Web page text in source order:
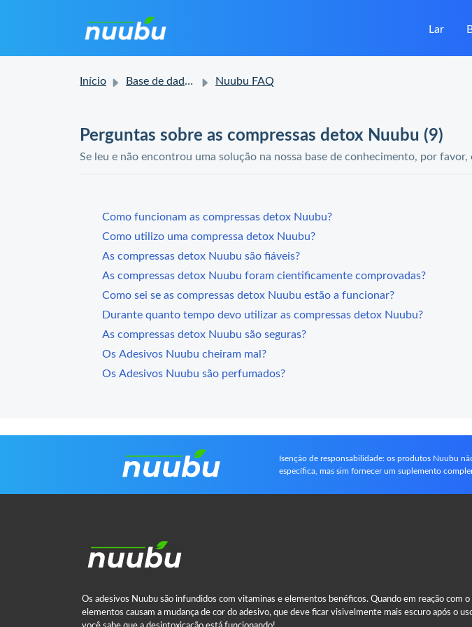
Lar
Início Base de dados de conhecimento Nuubu FAQ
Perguntas sobre as compressas detox Nuubu (9)
Se leu e não encontrou uma solução na nossa base de conhecimento, por favor,
Como funcionam as compressas detox Nuubu?
Como utilizo uma compressa detox Nuubu?
As compressas detox Nuubu são fiáveis?
As compressas detox Nuubu foram cientificamente comprovadas?
Como sei se as compressas detox Nuubu estão a funcionar?
Durante quanto tempo devo utilizar as compressas detox Nuubu?
As compressas detox Nuubu são seguras?
Os Adesivos Nuubu cheiram mal?
Os Adesivos Nuubu são perfumados?
Isenção de responsabilidade: os produtos Nuubu
específica, mas sim fornecer um suplemento
Os adesivos Nuubu são infundidos com vitaminas e elementos benéficos. Quando em reação com o
elementos causam a mudança de cor do adesivo, que deve ficar visivelmente mais escuro após o